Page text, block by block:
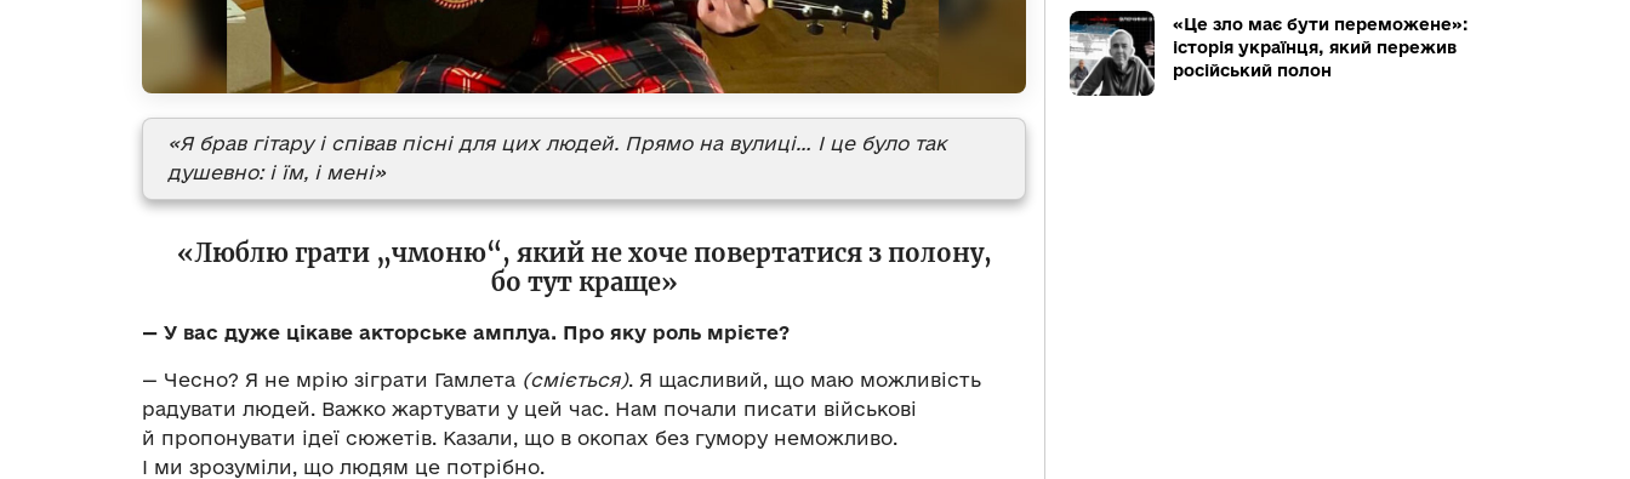
«Я брав гітару і співав пісні для цих людей. Прямо на вулиці… І це було так
душевно: і їм, і мені»
«Люблю грати „чмоню“, який не хоче повертатися з полону,
бо тут краще»
— У вас дуже цікаве акторське амплуа. Про яку роль мрієте?
— Чесно? Я не мрію зіграти Гамлета (сміється). Я щасливий, що маю можливість
радувати людей. Важко жартувати у цей час. Нам почали писати військові
й пропонувати ідеї сюжетів. Казали, що в окопах без гумору неможливо.
І ми зрозуміли, що людям це потрібно.
«Це зло має бути переможене»:
історія українця, який пережив
російський полон